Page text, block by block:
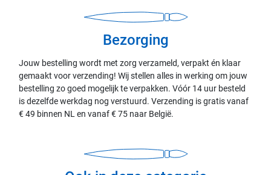
Bezorging
Jouw bestelling wordt met zorg verzameld, verpakt én klaar
gemaakt voor verzending! Wij stellen alles in werking om jouw
bestelling zo goed mogelijk te verpakken. Vóór 14 uur besteld
is dezelfde werkdag nog verstuurd. Verzending is gratis vanaf
€ 49 binnen NL en vanaf € 75 naar België.